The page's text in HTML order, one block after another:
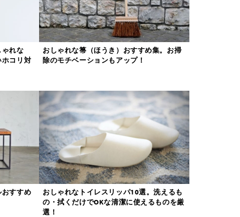
れな
ホコリ対
おしゃれな箒（ほうき）おすすめ集。お掃
除のモチベーションもアップ！
すすめ
おしゃれなトイレスリッパ10選。洗えるも
の・拭くだけでOKな清潔に使えるものを厳
選！